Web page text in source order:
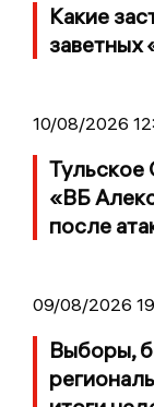
Какие
заветных
10/08/2026
«ВБ
после
09/08/2026
Выборы,